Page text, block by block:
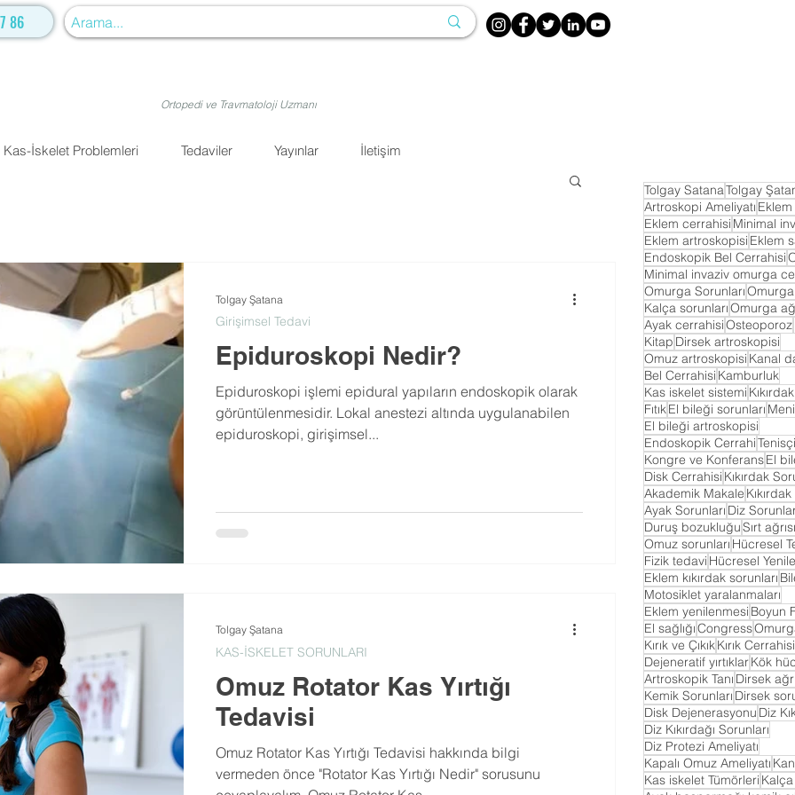
86
Ortopedi ve Travmatoloji Uzmanı
Kas-İskelet Problemleri Tedaviler Yayınlar İletişim
Epiduroskopi Nedir?
Epiduroskopi işlemi epidural yapıların endoskopik olarak
görüntülenmesidir. Lokal anestezi altında uygulanabilen
epiduroskopi, girişimsel...
Girişimsel Tedavi
Tolgay Şatana
Omuz Rotator Kas Yırtığı
Tedavisi
Omuz Rotator Kas Yırtığı Tedavisi hakkında bilgi
vermeden önce "Rotator Kas Yırtığı Nedir" sorusunu
KAS-İSKELET SORUNLARI
Tolgay Şatana
Tolgay SatanaTolgay
Artroskopi Ameliyatı Eklem
Eklem cerrahisi Minimal
Eklem artroskopisi Eklem
Endoskopik Bel Cerrahisi
Minimal invaziv omurga
Omurga SorunlarıOmurga
Kalça sorunlarıOmurga
Ayak cerrahisiOsteoporoz
Kitap Dirsek artroskopisi
Omuz artroskopisi Kanal
Bel Cerrahisi Kamburluk
Kas iskelet sistemi
FıtıkEl bileği sorunları
El bileği artroskopisi
Endoskopik Cerrahi
Kongre ve KonferansEl
Disk Cerrahisi Kıkırdak
Akademik Makale
Ayak Sorunları Diz
Duruş bozukluğuSırt ağrısı
Omuz sorunları Hücresel
Fizik tedavi Hücresel
Eklem kıkırdak sorunları
Motosiklet yaralanmaları
Eklem yenilenmesi Boyun
El sağlığıCongress
Kırık ve ÇıkıkKırık Cerrahisi
Dejeneratif yırtıklarKök
Artroskopik Tanı Dirsek
Kemik Sorunları Dirsek
Disk Dejenerasyonu Diz
Diz Kıkırdağı Sorunları
Diz Protezi Ameliyatı
Kapalı Omuz Ameliyatı
Kas iskelet Tümörleri